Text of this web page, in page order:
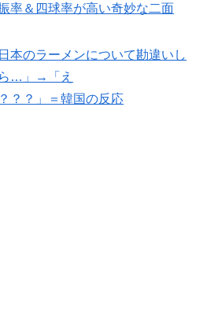
CMギャラランキングがこちら
を報道！」→「信頼を揺るがす深刻
率＆四球率が高い奇妙な二面
本のラーメンについて勘違いし
…」→「え
？？」＝韓国の反応